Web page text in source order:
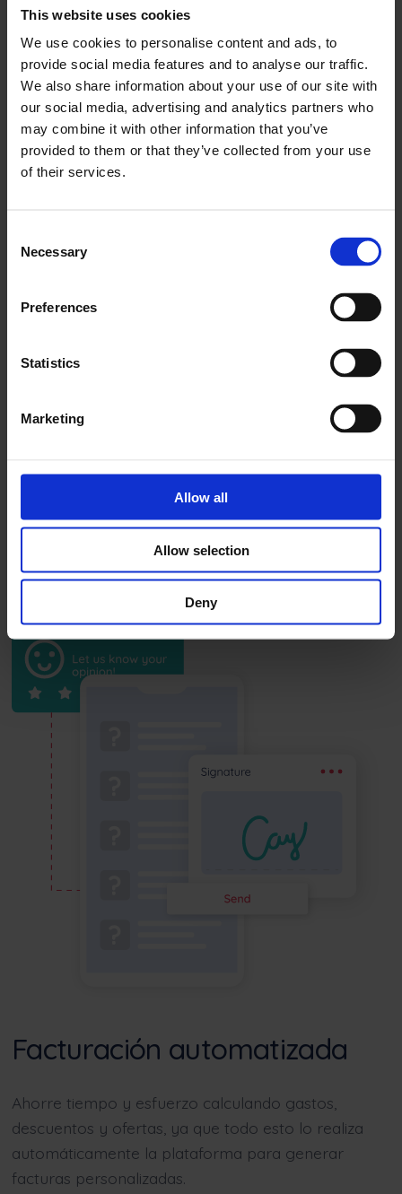
This website uses cookies
We use cookies to personalise content and ads, to
provide social media features and to analyse our traffic.
We also share information about your use of our site with
our social media, advertising and analytics partners who
may combine it with other information that you’ve
provided to them or that they’ve collected from your use
of their services.
Selection
Necessary
Preferences
Statistics
Marketing
Allow all
Allow selection
Deny
Saca el máximo partido a
TripAdvisor
Tanto si se trata de automatizar las opiniones como
máximo partido de TripAdvisor como socio
Facturación automatizada
Ahorre tiempo y esfuerzo calculando gastos,
descuentos y ofertas, ya que todo esto lo realiza
automáticamente la plataforma para generar
facturas personalizadas.